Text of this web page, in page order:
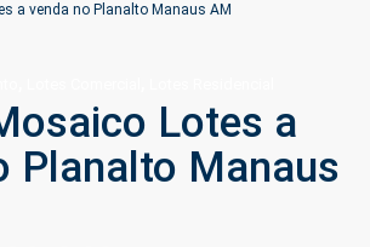
a venda no Planalto Manaus AM
Lotes a
Planalto Manaus